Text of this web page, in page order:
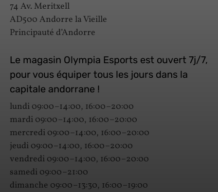
74 Av. Meritxell
AD500 Andorre la Vieille
Principauté d’Andorre
Le magasin Olympia Esports est ouvert 7j/7,
pour vous équiper tous les jours dans la
capitale andorrane !
lundi 09:00–14:00, 16:00–20:00
mardi 09:00–14:00, 16:00–20:00
mercredi 09:00–14:00, 16:00–20:00
jeudi 09:00–14:00, 16:00–20:00
vendredi 09:00–14:00, 16:00–20:00
samedi 09:00–21:00
dimanche 09:00–13:30, 16:00–19:00